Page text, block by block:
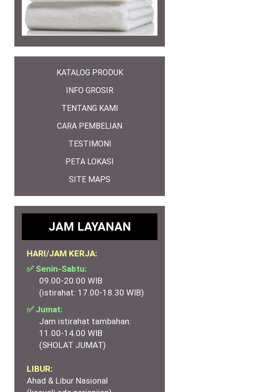
KATALOG PRODUK
INFO GROSIR
TENTANG KAMI
CARA PEMBELIAN
TESTIMONI
PETA LOKASI
SITE MAPS
JAM LAYANAN
HARI/JAM KERJA:
✅ Senin-Sabtu:
09.00-20.00 WIB
(istirahat: 17.00-18.30 WIB)
✅ Jumat:
Jam istirahat tambahan:
11.00-14.00 WIB
(SHOLAT JUMAT)
LIBUR:
Ahad & Libur Nasional